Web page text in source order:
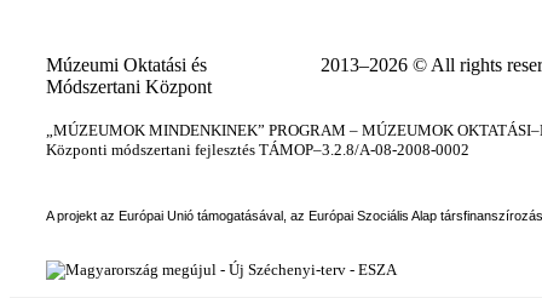
Múzeumi Oktatási és
Módszertani Központ
2013–2026 © All rights
„MÚZEUMOK MINDENKINEK” PROGRAM – MÚZEUMOK
Központi módszertani fejlesztés TÁMOP–3.2.8/A-08-2008-0002
A projekt az Európai Unió támogatásával, az Európai Szociális Alap